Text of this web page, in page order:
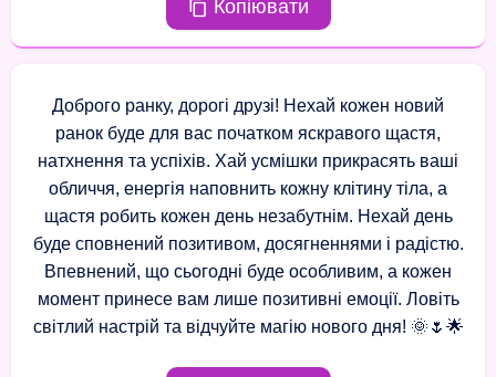
Копіювати
Доброго ранку, дорогі друзі! Нехай кожен новий
ранок буде для вас початком яскравого щастя,
натхнення та успіхів. Хай усмішки прикрасять ваші
обличчя, енергія наповнить кожну клітину тіла, а
щастя робить кожен день незабутнім. Нехай день
буде сповнений позитивом, досягненнями і радістю.
Впевнений, що сьогодні буде особливим, а кожен
момент принесе вам лише позитивні емоції. Ловіть
світлий настрій та відчуйте магію нового дня! 🌞🌷🌟